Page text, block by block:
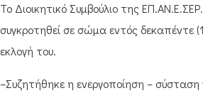
Το Διοικητικό Συμβούλιο της
συγκροτηθεί σε σώμα εντός δεκαπέντε
εκλογή του.
–Συζητήθηκε η ενεργοποίηση –